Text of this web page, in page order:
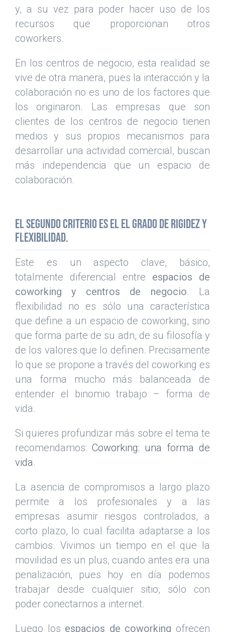
y, a su vez para poder hacer uso de los
recursos que proporcionan otros
coworkers.
En los centros de negocio, esta realidad se
vive de otra manera, pues la interacción y la
colaboración no es uno de los factores que
los originaron. Las empresas que son
clientes de los centros de negocio tienen
medios y sus propios mecanismos para
desarrollar una actividad comercial, buscan
más independencia que un espacio de
colaboración.
El segundo criterio es el el grado de rigidez y
flexibilidad.
Este es un aspecto clave, básico,
totalmente diferencial entre espacios de
coworking
y centros de negocio. La
flexibilidad no es sólo una característica
que define a un espacio de coworking, sino
que forma parte de su adn, de su filosofía y
de los valores que lo definen. Precisamente
lo que se propone a través del coworking es
una forma mucho más balanceada de
entender el binomio trabajo – forma de
vida.
Si quieres profundizar más sobre el tema te
recomendamos: Coworking: una forma de
vida.
La asencia de compromisos a largo plazo
permite a los profesionales y a las
empresas asumir riesgos controlados, a
corto plazo, lo cual facilita adaptarse a los
cambios. Vivimos un tiempo en el que la
movilidad es un plus, cuando antes era una
penalización, pues hoy en día podemos
trabajar desde cualquier sitio, sólo con
poder conectarnos a internet.
Luego los espacios de coworking ofrecen